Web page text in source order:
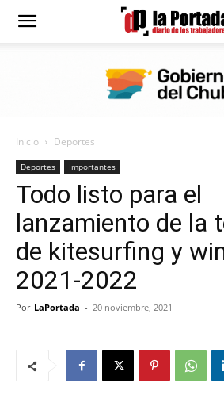
Diario
Portada
Inicio Deportes
Deportes Importantes
Todo listo para el
lanzamiento de la
de kitesurfing y
2021-2022
Por LaPortada - 20 noviembre, 2021